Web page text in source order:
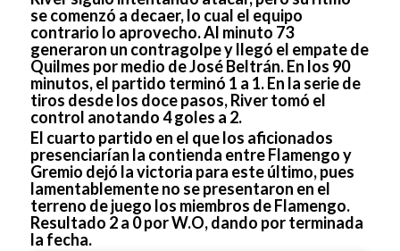
se comenzó a decaer, lo cual el equipo
contrario lo aprovecho. Al minuto 73
generaron un contragolpe y llegó el empate de
Quilmes por medio de José Beltrán. En los 90
minutos, el partido terminó 1 a 1. En la serie de
tiros desde los doce pasos, River tomó el
control anotando 4 goles a 2.
El cuarto partido en el que los aficionados
presenciarían la contienda entre Flamengo y
Gremio dejó la victoria para este último, pues
lamentablemente no se presentaron en el
terreno de juego los miembros de Flamengo.
Resultado 2 a 0 por W.O, dando por terminada
la fecha.